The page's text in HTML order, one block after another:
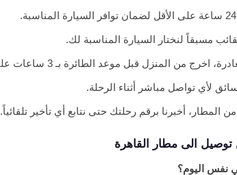
مسبقاً لنختار السيارة المناسبة لك.
من المنزل قبل موعد الطائرة بـ 3 ساعات على الأقل لتجنب الازدحام.
لأي تواصل مباشر أثناء الرحلة.
المطار، أخبرنا برقم رحلتك حتى نتابع أي تأخير تلقائياً.
توصيل الى مطار القاهرة
نفس اليوم؟